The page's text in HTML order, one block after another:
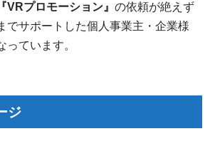
VRプロモーション』 の依頼が絶えず
でサポートした個人事業主・企業様
っています。
ジ